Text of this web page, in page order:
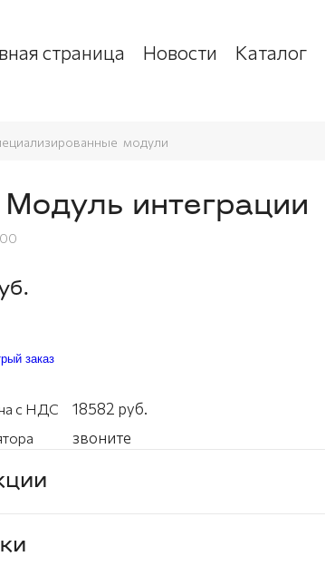
страница Новости Каталог
модули
интеграции
заказ
с НДС 18582 руб.
звоните